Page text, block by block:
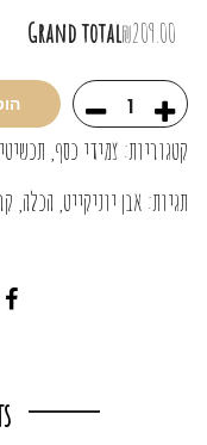
Grand total₪209.00
קטגוריות: צמידי כסף
תגיות: אבן יוניקייט הכלה